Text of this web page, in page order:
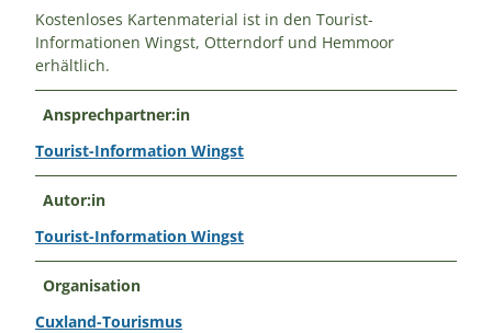
Kostenloses Kartenmaterial ist in den Tourist-
Informationen Wingst, Otterndorf und Hemmoor
erhältlich.
Ansprechpartner:in
Tourist-Information Wingst
Autor:in
Tourist-Information Wingst
Organisation
Cuxland-Tourismus